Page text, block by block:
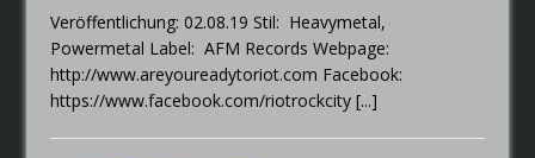
Veröffentlichung: 02.08.19 Stil: Heavymetal,
Powermetal Label: AFM Records Webpage:
http://www.areyoureadytoriot.com Facebook:
https://www.facebook.com/riotrockcity[...]